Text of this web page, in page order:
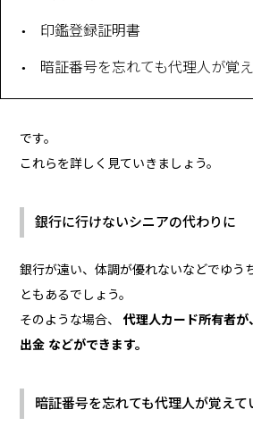
印鑑登録証明書
暗証番号を忘れても代理人が覚
です。
これらを詳しく見ていきましょう。
銀行に行けないシニアの代わりに
銀行が遠い、体調が優れないなどでゆう
ともあるでしょう。
そのような場合、代理人カード所有者が
出金 などができます。
暗証番号を忘れても代理人が覚えて